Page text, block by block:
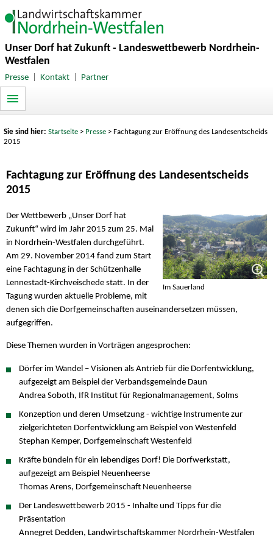
Unser Dorf hat Zukunft - Landeswettbewerb Nordrhein-
Westfalen
Presse| Kontakt| Partner
Sie sind hier:Startseite > Presse > Fachtagung zur Eröffnung des Landesentscheids
2015
Fachtagung zur Eröffnung des Landesentscheids
2015
Im Sauerland
Der Wettbewerb „Unser Dorf hat
Zukunft“ wird im Jahr 2015 zum 25. Mal
in Nordrhein-Westfalen durchgeführt.
Am 29. November 2014 fand zum Start
eine Fachtagung in der Schützenhalle
Lennestadt-Kirchveischede statt. In der
Tagung wurden aktuelle Probleme, mit
denen sich die Dorfgemeinschaften auseinandersetzen müssen,
aufgegriffen.
Diese Themen wurden in Vorträgen angesprochen:
Dörfer im Wandel – Visionen als Antrieb für die Dorfentwicklung,
aufgezeigt am Beispiel der Verbandsgemeinde Daun
Andrea Soboth, IfR Institut für Regionalmanagement, Solms
Konzeption und deren Umsetzung - wichtige Instrumente zur
zielgerichteten Dorfentwicklung am Beispiel von Westenfeld
Stephan Kemper, Dorfgemeinschaft Westenfeld
Kräfte bündeln für ein lebendiges Dorf! Die Dorfwerkstatt,
aufgezeigt am Beispiel Neuenheerse
Thomas Arens, Dorfgemeinschaft Neuenheerse
Der Landeswettbewerb 2015 - Inhalte und Tipps für die
Präsentation
Annegret Dedden, Landwirtschaftskammer Nordrhein-Westfalen